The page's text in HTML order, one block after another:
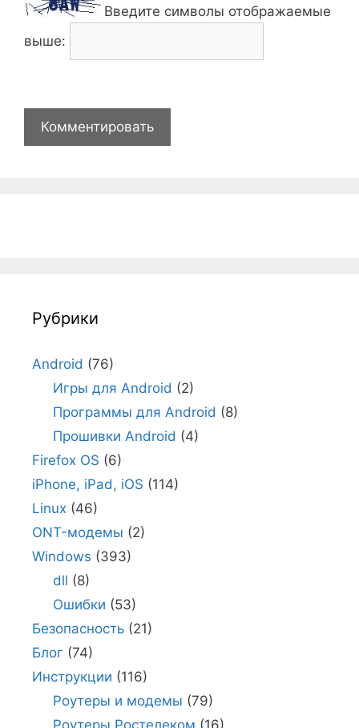
Введите символы отображаемые
выше:
Рубрики
Android (76)
Игры для Android (2)
Программы для Android (8)
Прошивки Android (4)
Firefox OS (6)
iPhone, iPad, iOS (114)
Linux (46)
ONT-модемы (2)
Windows (393)
dll (8)
Ошибки (53)
Безопасность (21)
Блог (74)
Инструкции (116)
Роутеры и модемы (79)